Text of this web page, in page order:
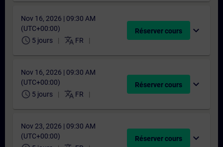
Nov 16, 2026 | 09:30 AM
(UTC+00:00)
schedule 5 jours translate FR
Réserver cours expand_more
Nov 16, 2026 | 09:30 AM
(UTC+00:00)
schedule 5 jours translate FR
Réserver cours expand_more
Nov 23, 2026 | 09:30 AM
(UTC+00:00)
Réserver cours expand_more